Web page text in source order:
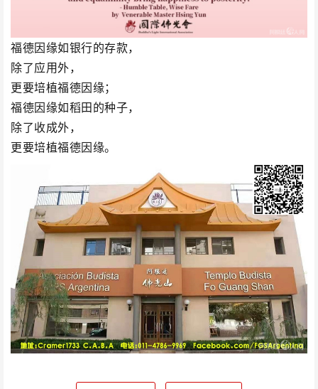
福德因缘如银行的存款，
除了应用外，
更要培植福德因缘；
福德因缘如稻田的种子，
除了收成外，
更要培植福德因缘。